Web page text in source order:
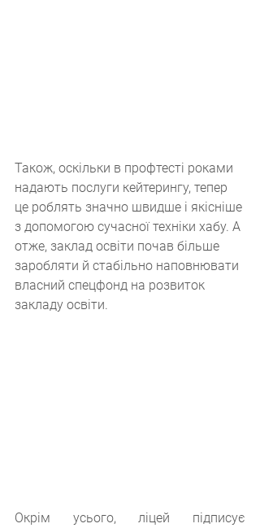
Також, оскільки в профтесті роками
надають послуги кейтерингу, тепер
це роблять значно швидше і якісніше
з допомогою сучасної техніки хабу. А
отже, заклад освіти почав більше
заробляти й стабільно наповнювати
власний спецфонд на розвиток
закладу освіти.
Окрім усього, ліцей підписує